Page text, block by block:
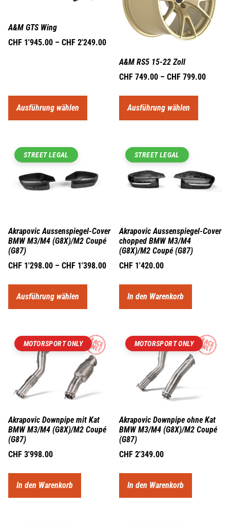
A&M GTS Wing
CHF 1'945.00 – CHF 2'249.00
Ausführung wählen
A&M RS5 15-22 Zoll
CHF 749.00 – CHF 799.00
Ausführung wählen
STREET LEGAL
Akrapovic Aussenspiegel-Cover
BMW M3/M4 (G8X)/M2 Coupé
(G87)
CHF 1'298.00 – CHF 1'398.00
Ausführung wählen
STREET LEGAL
Akrapovic Aussenspiegel-Cover
chopped BMW M3/M4
(G8X)/M2 Coupé (G87)
CHF 1'420.00
In den Warenkorb
MOTORSPORT ONLY
Akrapovic Downpipe mit Kat
BMW M3/M4 (G8X)/M2 Coupé
(G87)
CHF 3'998.00
In den Warenkorb
MOTORSPORT ONLY
Akrapovic Downpipe ohne Kat
BMW M3/M4 (G8X)/M2 Coupé
(G87)
CHF 2'349.00
In den Warenkorb